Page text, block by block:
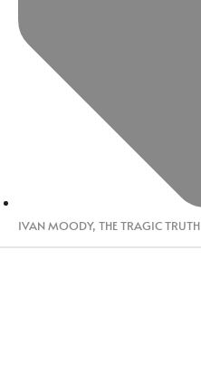
IVAN MOODY, THE TRAGIC TRUTH